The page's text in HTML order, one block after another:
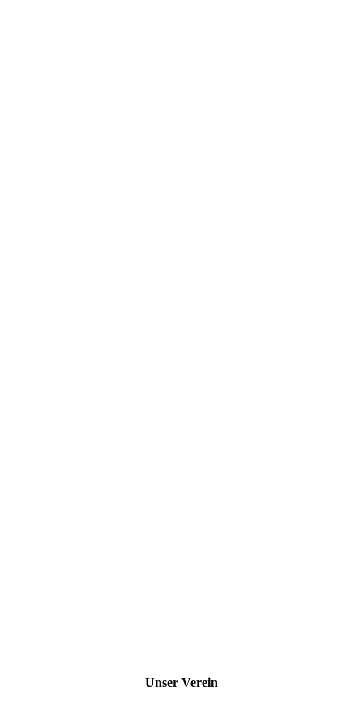
Unser Verein